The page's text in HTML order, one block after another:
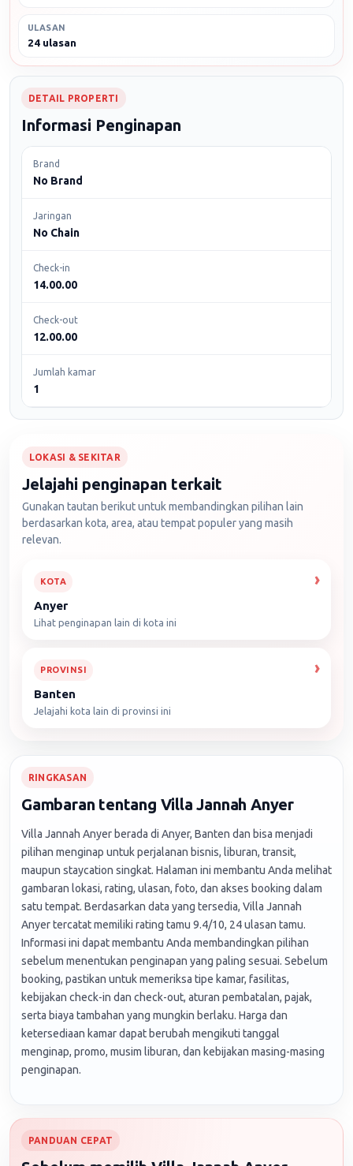
ULASAN
24 ulasan
DETAIL PROPERTI
Informasi Penginapan
Brand
No Brand
Jaringan
No Chain
Check-in
14.00.00
Check-out
12.00.00
Jumlah kamar
1
LOKASI & SEKITAR
Jelajahi penginapan terkait
Gunakan tautan berikut untuk membandingkan pilihan lain
berdasarkan kota, area, atau tempat populer yang masih
relevan.
KOTA
Anyer
Lihat penginapan lain di kota ini
PROVINSI
Banten
Jelajahi kota lain di provinsi ini
RINGKASAN
Gambaran tentang Villa Jannah Anyer
Villa Jannah Anyer berada di Anyer, Banten dan bisa menjadi
pilihan menginap untuk perjalanan bisnis, liburan, transit,
maupun staycation singkat. Halaman ini membantu Anda melihat
gambaran lokasi, rating, ulasan, foto, dan akses booking dalam
satu tempat. Berdasarkan data yang tersedia, Villa Jannah
Anyer tercatat memiliki rating tamu 9.4/10, 24 ulasan tamu.
Informasi ini dapat membantu Anda membandingkan pilihan
sebelum menentukan penginapan yang paling sesuai. Sebelum
booking, pastikan untuk memeriksa tipe kamar, fasilitas,
kebijakan check-in dan check-out, aturan pembatalan, pajak,
serta biaya tambahan yang mungkin berlaku. Harga dan
ketersediaan kamar dapat berubah mengikuti tanggal
menginap, promo, musim liburan, dan kebijakan masing-masing
penginapan.
PANDUAN CEPAT